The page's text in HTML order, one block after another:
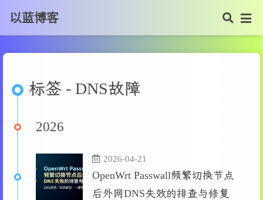
以蓝博客
标签 - DNS故障
2026
2026-04-21
OpenWrt Passwall频繁切换节点
后外网DNS失效的排查与修复